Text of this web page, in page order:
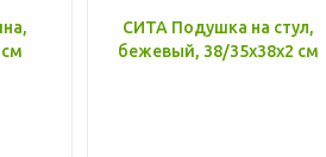
СИТА Подушка на стул,
бежевый, 38/35x38x2 см